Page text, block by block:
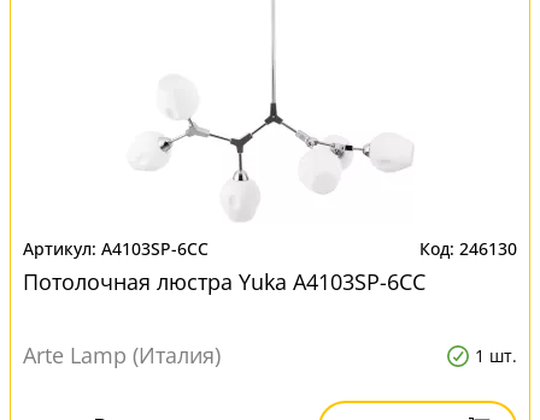
A4103SP-6CC 246130
Потолочная люстра Yuka A4103SP-6CC
Arte Lamp (Италия) 1 шт.